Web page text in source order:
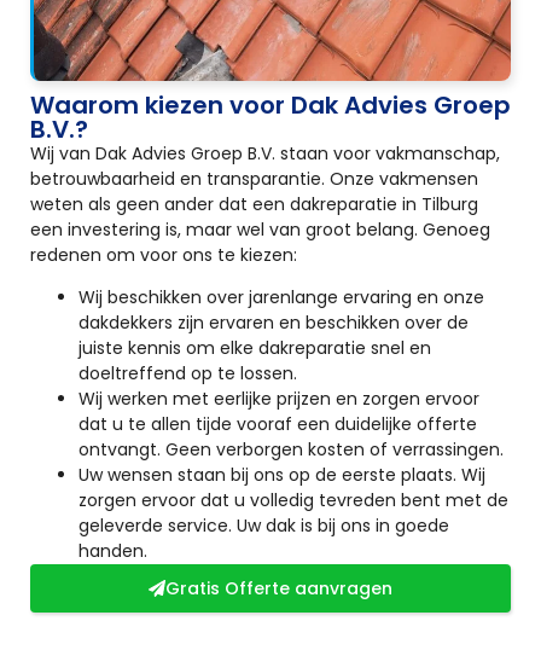
Waarom kiezen voor Dak Advies Groep
B.V.?
Wij van Dak Advies Groep B.V. staan voor vakmanschap,
betrouwbaarheid en transparantie. Onze vakmensen
weten als geen ander dat een dakreparatie in Tilburg
een investering is, maar wel van groot belang. Genoeg
redenen om voor ons te kiezen:
Wij beschikken over jarenlange ervaring en onze
dakdekkers zijn ervaren en beschikken over de
juiste kennis om elke dakreparatie snel en
doeltreffend op te lossen.
Wij werken met eerlijke prijzen en zorgen ervoor
dat u te allen tijde vooraf een duidelijke offerte
ontvangt. Geen verborgen kosten of verrassingen.
Uw wensen staan bij ons op de eerste plaats. Wij
zorgen ervoor dat u volledig tevreden bent met de
geleverde service. Uw dak is bij ons in goede
handen.
Gratis Offerte aanvragen